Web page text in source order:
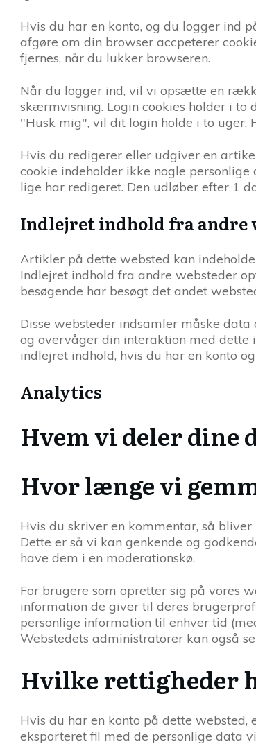
Hvis du har en konto, og du logger ind
afgøre om din browser accpeterer
fjernes, når du lukker browseren.
Når du logger ind, vil vi opsætte en
skærmvisning. Login cookies holder i
"Husk mig", vil dit login holde i to uger.
Hvis du redigerer eller udgiver en
cookie indeholder ikke nogle
lige har redigeret. Den udløber efter 1
Indlejret indhold fra andre
Artikler på dette websted kan
Indlejret indhold fra andre websteder
besøgende har besøgt det andet
Disse websteder indsamler måske
og overvåger din interaktion med dette
indlejret indhold, hvis du har en konto
Analytics
Hvem vi deler dine
Hvor længe vi
Hvis du skriver en kommentar, så
Dette er så vi kan genkende og
have dem i en moderationskø.
For brugere som opretter sig på vores
information de giver til deres
personlige information til enhver tid
Webstedets administratorer kan også
Hvilke rettigheder
Hvis du har en konto på dette
eksporteret fil med de personlige data